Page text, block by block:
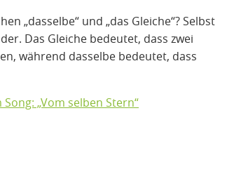
„dasselbe“ und „das Gleiche“? Selbst
Das Gleiche bedeutet, dass zwei
während dasselbe bedeutet, dass
„Vom selben Stern“